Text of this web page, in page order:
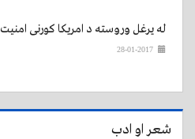
له یرغل وروسته د امریکا کورنی امنیت
28-01-2017
شعر او ادب